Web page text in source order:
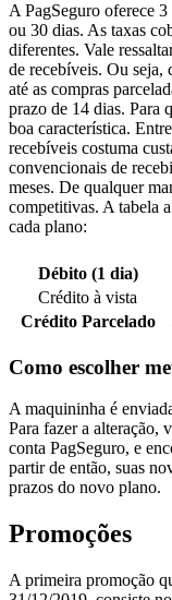
A PagSeguro oferece
ou 30 dias. As taxas
diferentes. Vale
de recebíveis. Ou seja,
até as compras
prazo de 14 dias. Para
boa característica.
recebíveis costuma
convencionais de
meses. De qualquer
competitivas. A tabela
cada plano:
Débito (1 dia)
Crédito à vista
Crédito Parcelado
Como escolher
A maquininha é
Para fazer a alteração,
conta PagSeguro, e
partir de então, suas
prazos do novo plano.
Promoções
A primeira promoção